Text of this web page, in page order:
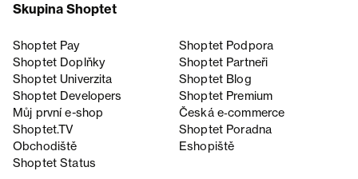
Skupina Shoptet
Shoptet Pay
Shoptet Podpora
Shoptet Doplňky
Shoptet Partneři
Shoptet Univerzita
Shoptet Blog
Shoptet Developers
Shoptet Premium
Můj první e-shop
Česká e‑commerce
Shoptet.TV
Shoptet Poradna
Obchodiště
Eshopiště
Shoptet Status